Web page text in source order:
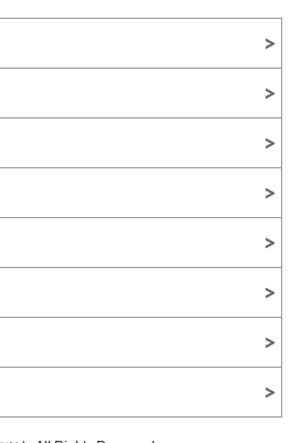
庫と共有をしております。
でも、実際は売り違いにより欠品が発
ンセルさせていただく場合がございま
迷惑をおかけしますが、予めご了承の
い申し上げます。